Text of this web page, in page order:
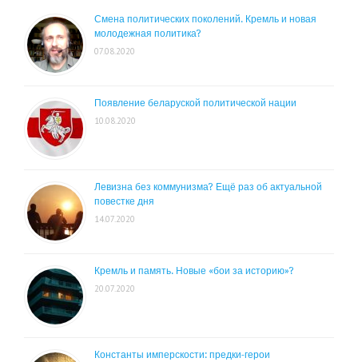
Смена политических поколений. Кремль и новая
молодежная политика?
07.08.2020
Появление беларуской политической нации
10.08.2020
Левизна без коммунизма? Ещё раз об актуальной
повестке дня
14.07.2020
Кремль и память. Новые «бои за историю»?
20.07.2020
Константы имперскости: предки-герои